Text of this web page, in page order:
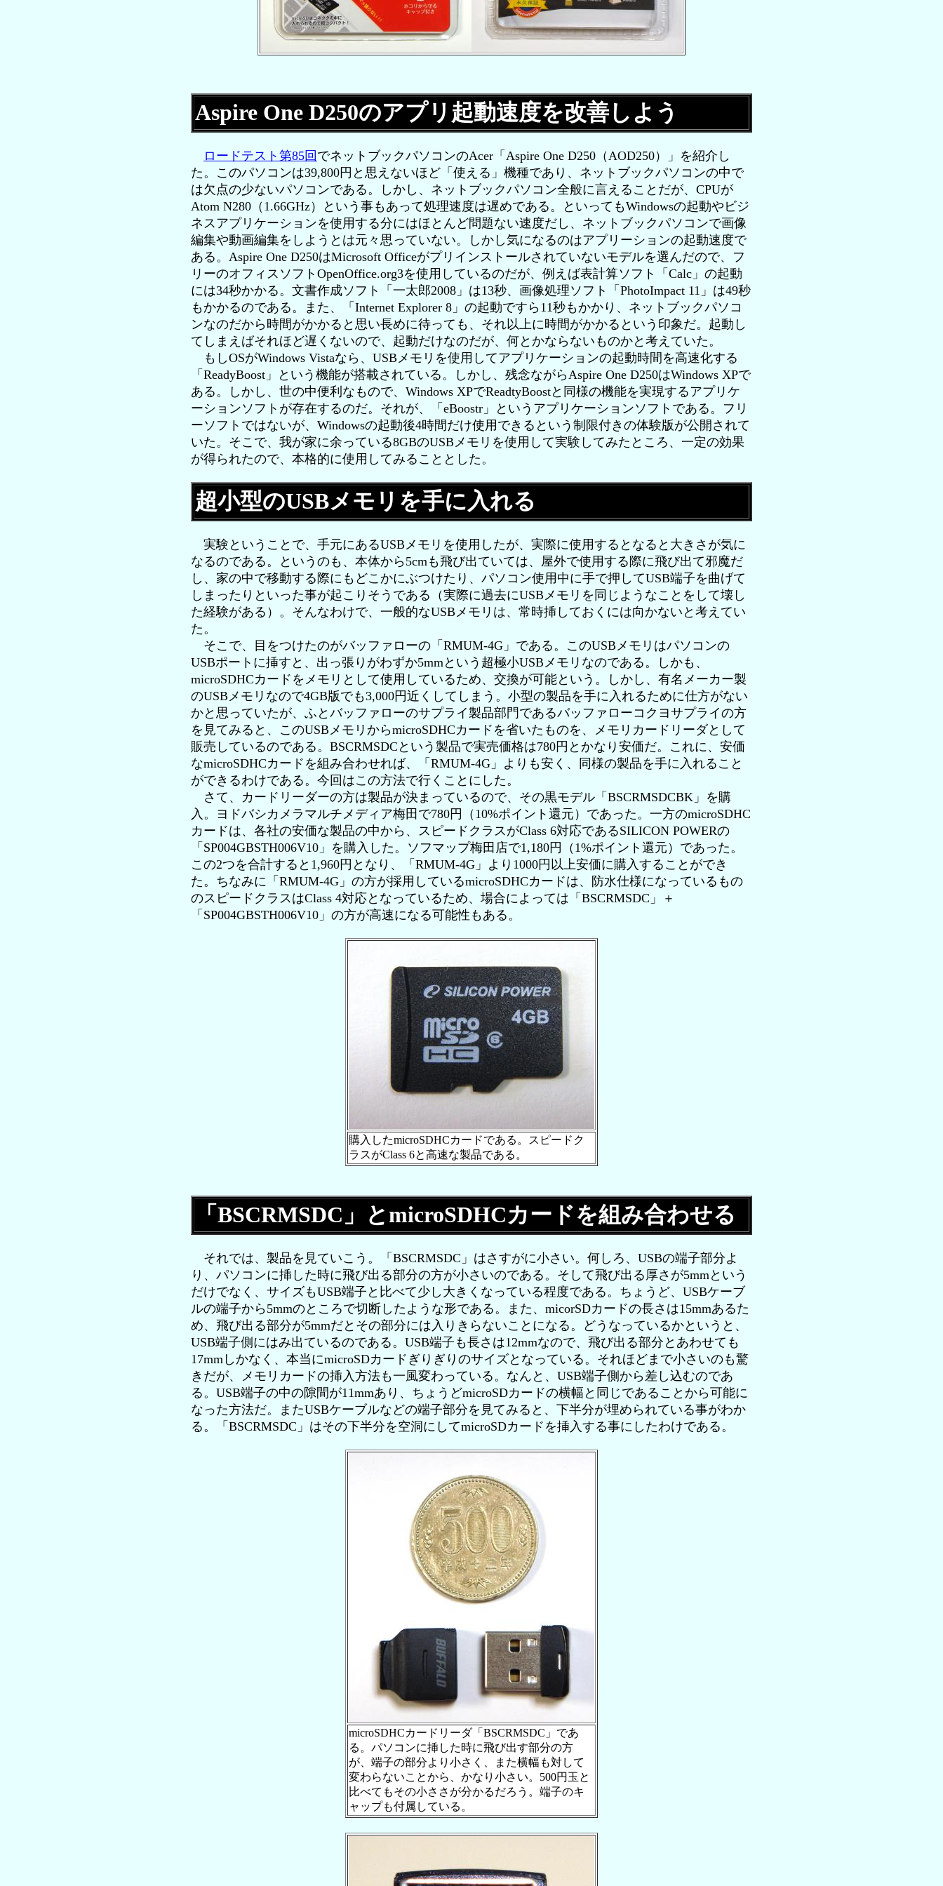
Aspire One D250のアプリ起動速度を改善しよう
ロードテスト第85回 でネットブックパソコンのAcer「Aspire One D250（AOD250）」を紹介し
た。このパソコンは39,800円と思えないほど「使える」機種であり、ネットブックパソコンの中で
は欠点の少ないパソコンである。しかし、ネットブックパソコン全般に言えることだが、CPUが
Atom N280（1.66GHz）という事もあって処理速度は遅めである。といってもWindowsの起動やビジ
ネスアプリケーションを使用する分にはほとんど問題ない速度だし、ネットブックパソコンで画像
編集や動画編集をしようとは元々思っていない。しかし気になるのはアプリーションの起動速度で
ある。Aspire One D250はMicrosoft Officeがプリインストールされていないモデルを選んだので、フ
リーのオフィスソフトOpenOffice.org3を使用しているのだが、例えば表計算ソフト「Calc」の起動
には34秒かかる。文書作成ソフト「一太郎2008」は13秒、画像処理ソフト「PhotoImpact 11」は49秒
もかかるのである。また、「Internet Explorer 8」の起動ですら11秒もかかり、ネットブックパソコ
ンなのだから時間がかかると思い長めに待っても、それ以上に時間がかかるという印象だ。起動し
てしまえばそれほど遅くないので、起動だけなのだが、何とかならないものかと考えていた。
もしOSがWindows Vistaなら、USBメモリを使用してアプリケーションの起動時間を高速化する
「ReadyBoost」という機能が搭載されている。しかし、残念ながらAspire One D250はWindows XPで
ある。しかし、世の中便利なもので、Windows XPでReadtyBoostと同様の機能を実現するアプリケ
ーションソフトが存在するのだ。それが、「eBoostr」というアプリケーションソフトである。フリ
ーソフトではないが、Windowsの起動後4時間だけ使用できるという制限付きの体験版が公開されて
いた。そこで、我が家に余っている8GBのUSBメモリを使用して実験してみたところ、一定の効果
が得られたので、本格的に使用してみることとした。
超小型のUSBメモリを手に入れる
実験ということで、手元にあるUSBメモリを使用したが、実際に使用するとなると大きさが気に
なるのである。というのも、本体から5cmも飛び出ていては、屋外で使用する際に飛び出て邪魔だ
し、家の中で移動する際にもどこかにぶつけたり、パソコン使用中に手で押してUSB端子を曲げて
しまったりといった事が起こりそうである（実際に過去にUSBメモリを同じようなことをして壊し
た経験がある）。そんなわけで、一般的なUSBメモリは、常時挿しておくには向かないと考えてい
た。
そこで、目をつけたのがバッファローの「RMUM-4G」である。このUSBメモリはパソコンの
USBポートに挿すと、出っ張りがわずか5mmという超極小USBメモリなのである。しかも、
microSDHCカードをメモリとして使用しているため、交換が可能という。しかし、有名メーカー製
のUSBメモリなので4GB版でも3,000円近くしてしまう。小型の製品を手に入れるために仕方がない
かと思っていたが、ふとバッファローのサプライ製品部門であるバッファローコクヨサプライの方
を見てみると、このUSBメモリからmicroSDHCカードを省いたものを、メモリカードリーダとして
販売しているのである。BSCRMSDCという製品で実売価格は780円とかなり安価だ。これに、安価
なmicroSDHCカードを組み合わせれば、「RMUM-4G」よりも安く、同様の製品を手に入れること
ができるわけである。今回はこの方法で行くことにした。
さて、カードリーダーの方は製品が決まっているので、その黒モデル「BSCRMSDCBK」を購
入。ヨドバシカメラマルチメディア梅田で780円（10%ポイント還元）であった。一方のmicroSDHC
カードは、各社の安価な製品の中から、スピードクラスがClass 6対応であるSILICON POWERの
「SP004GBSTH006V10」を購入した。ソフマップ梅田店で1,180円（1%ポイント還元）であった。
この2つを合計すると1,960円となり、「RMUM-4G」より1000円以上安価に購入することができ
た。ちなみに「RMUM-4G」の方が採用しているmicroSDHCカードは、防水仕様になっているもの
のスピードクラスはClass 4対応となっているため、場合によっては「BSCRMSDC」＋
「SP004GBSTH006V10」の方が高速になる可能性もある。
購入したmicroSDHCカードである。スピードク
ラスがClass 6と高速な製品である。
「BSCRMSDC」とmicroSDHCカードを組み合わせる
それでは、製品を見ていこう。「BSCRMSDC」はさすがに小さい。何しろ、USBの端子部分よ
り、パソコンに挿した時に飛び出る部分の方が小さいのである。そして飛び出る厚さが5mmという
だけでなく、サイズもUSB端子と比べて少し大きくなっている程度である。ちょうど、USBケーブ
ルの端子から5mmのところで切断したような形である。また、micorSDカードの長さは15mmあるた
め、飛び出る部分が5mmだとその部分には入りきらないことになる。どうなっているかというと、
USB端子側にはみ出ているのである。USB端子も長さは12mmなので、飛び出る部分とあわせても
17mmしかなく、本当にmicroSDカードぎりぎりのサイズとなっている。それほどまで小さいのも驚
きだが、メモリカードの挿入方法も一風変わっている。なんと、USB端子側から差し込むのであ
る。USB端子の中の隙間が11mmあり、ちょうどmicroSDカードの横幅と同じであることから可能に
なった方法だ。またUSBケーブルなどの端子部分を見てみると、下半分が埋められている事がわか
る。「BSCRMSDC」はその下半分を空洞にしてmicroSDカードを挿入する事にしたわけである。
microSDHCカードリーダ「BSCRMSDC」であ
る。パソコンに挿した時に飛び出す部分の方
が、端子の部分より小さく、また横幅も対して
変わらないことから、かなり小さい。500円玉と
比べてもその小ささが分かるだろう。端子のキ
ャップも付属している。